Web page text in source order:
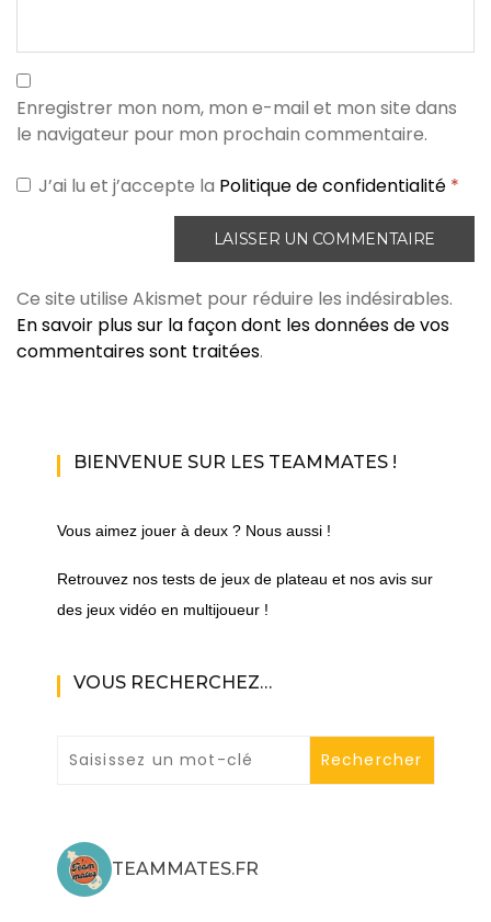
Enregistrer mon nom, mon e-mail et mon site dans
le navigateur pour mon prochain commentaire.
J’ai lu et j’accepte la Politique de confidentialité *
Ce site utilise Akismet pour réduire les indésirables.
En savoir plus sur la façon dont les données de vos
commentaires sont traitées.
BIENVENUE SUR LES TEAMMATES !
Vous aimez jouer à deux ? Nous aussi !
Retrouvez nos tests de jeux de plateau et nos avis sur
des jeux vidéo en multijoueur !
VOUS RECHERCHEZ…
TEAMMATES.FR